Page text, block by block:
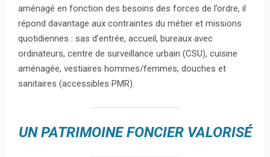
aménagé en fonction des besoins des forces de l’ordre, il
répond davantage aux contraintes du métier et missions
quotidiennes : sas d’entrée, accueil, bureaux avec
ordinateurs, centre de surveillance urbain (CSU), cuisine
aménagée, vestiaires hommes/femmes, douches et
sanitaires (accessibles PMR).
UN PATRIMOINE FONCIER VALORISÉ